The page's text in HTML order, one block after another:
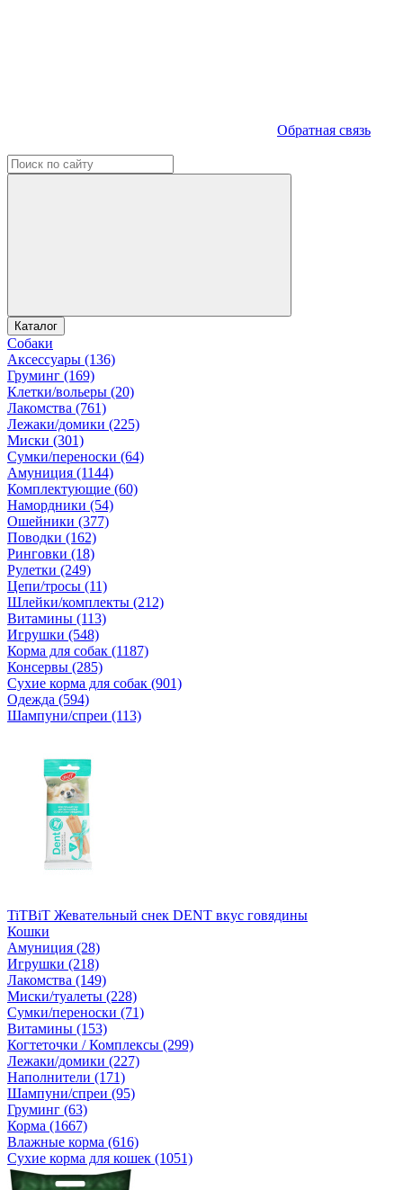
Обратная связь
Каталог
Собаки
Аксессуары (136)
Груминг (169)
Клетки/вольеры (20)
Лакомства (761)
Лежаки/домики (225)
Миски (301)
Сумки/переноски (64)
Амуниция (1144)
Комплектующие (60)
Намордники (54)
Ошейники (377)
Поводки (162)
Ринговки (18)
Рулетки (249)
Цепи/тросы (11)
Шлейки/комплекты (212)
Витамины (113)
Игрушки (548)
Корма для собак (1187)
Консервы (285)
Сухие корма для собак (901)
Одежда (594)
Шампуни/спреи (113)
TiTBiT Жевательный снек DENT вкус говядины
Кошки
Амуниция (28)
Игрушки (218)
Лакомства (149)
Миски/туалеты (228)
Сумки/переноски (71)
Витамины (153)
Когтеточки / Комплексы (299)
Лежаки/домики (227)
Наполнители (171)
Шампуни/спреи (95)
Груминг (63)
Корма (1667)
Влажные корма (616)
Сухие корма для кошек (1051)